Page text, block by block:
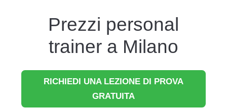
Prezzi personal
trainer a Milano
RICHIEDI UNA LEZIONE DI PROVA
GRATUITA